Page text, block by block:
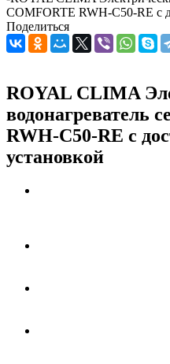
COMFORTE RWH-С50-RE с
Поделиться
ROYAL CLIMA
водонагреватель
RWH-С50-RE с
установкой